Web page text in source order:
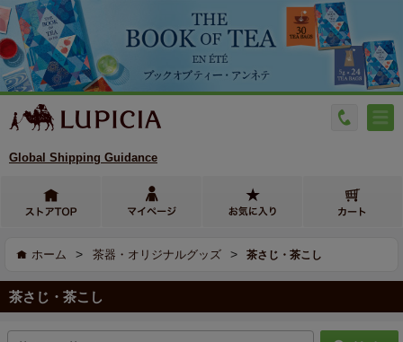
Global Shipping Guidance
ホーム > 茶器・オリジナルグッズ > 茶さじ・茶こし
茶さじ・茶こし